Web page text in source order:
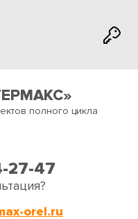
полного цикла
27-47
orel.ru